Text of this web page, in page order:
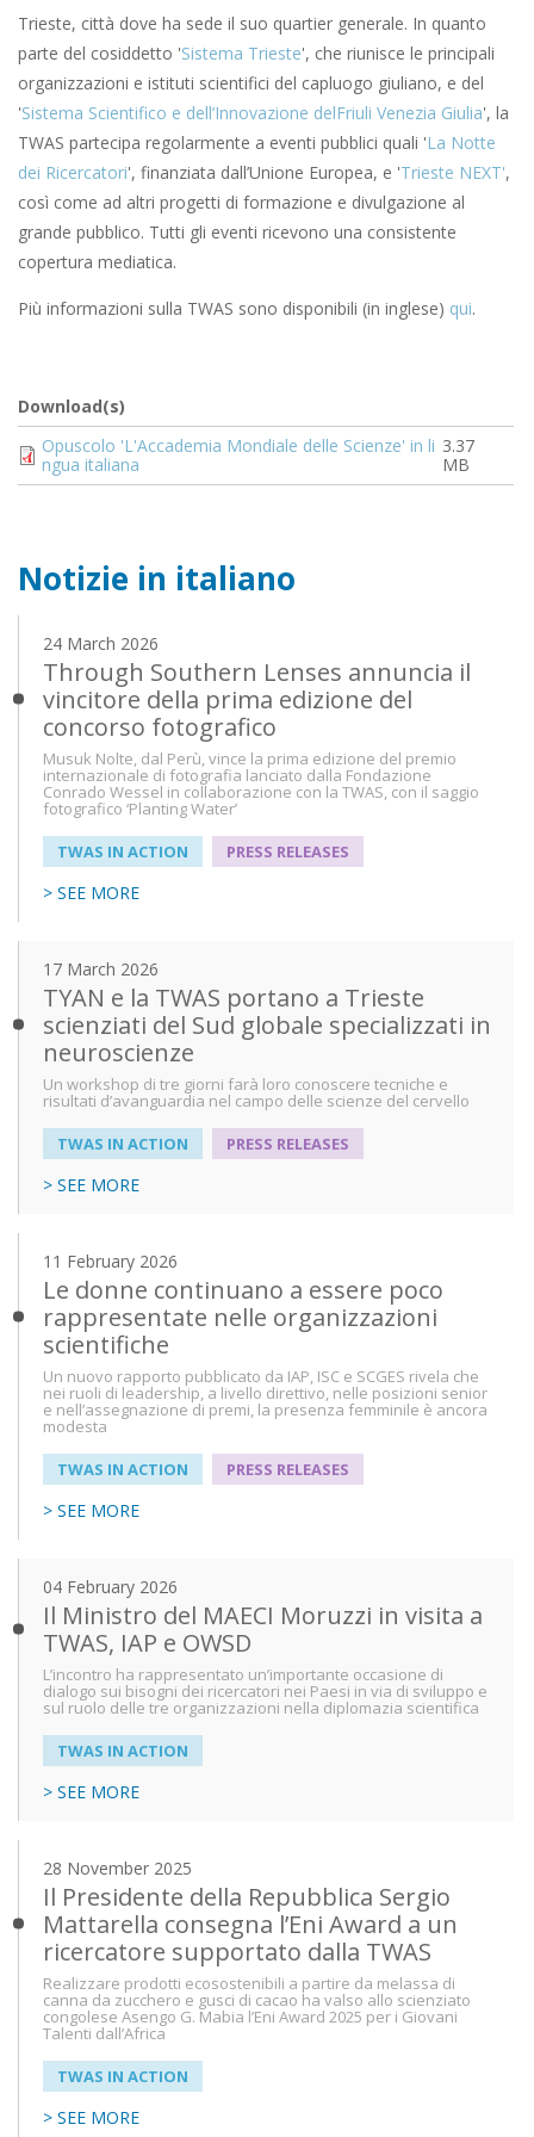
Trieste, città dove ha sede il suo quartier generale. In quanto
parte del cosiddetto 'Sistema Trieste', che riunisce le principali
organizzazioni e istituti scientifici del capluogo giuliano, e del
'Sistema Scientifico e dell’Innovazione delFriuli Venezia Giulia', la
TWAS partecipa regolarmente a eventi pubblici quali 'La Notte
dei Ricercatori', finanziata dall’Unione Europea, e 'Trieste NEXT',
così come ad altri progetti di formazione e divulgazione al
grande pubblico. Tutti gli eventi ricevono una consistente
copertura mediatica.
Più informazioni sulla TWAS sono disponibili (in inglese) qui.
Download(s)
Document
Opuscolo 'L'Accademia Mondiale delle Scienze' in li
ngua italiana
3.37
MB
Notizie in italiano
24 March 2026
Through Southern Lenses annuncia il
vincitore della prima edizione del
concorso fotografico
Musuk Nolte, dal Perù, vince la prima edizione del premio
internazionale di fotografia lanciato dalla Fondazione
Conrado Wessel in collaborazione con la TWAS, con il saggio
fotografico ‘Planting Water’
TWAS IN ACTION
PRESS RELEASES
> SEE MORE
17 March 2026
TYAN e la TWAS portano a Trieste
scienziati del Sud globale specializzati in
neuroscienze
Un workshop di tre giorni farà loro conoscere tecniche e
risultati d’avanguardia nel campo delle scienze del cervello
TWAS IN ACTION
PRESS RELEASES
> SEE MORE
11 February 2026
Le donne continuano a essere poco
rappresentate nelle organizzazioni
scientifiche
Un nuovo rapporto pubblicato da IAP, ISC e SCGES rivela che
nei ruoli di leadership, a livello direttivo, nelle posizioni senior
e nell’assegnazione di premi, la presenza femminile è ancora
modesta
TWAS IN ACTION
PRESS RELEASES
> SEE MORE
04 February 2026
Il Ministro del MAECI Moruzzi in visita a
TWAS, IAP e OWSD
L’incontro ha rappresentato un’importante occasione di
dialogo sui bisogni dei ricercatori nei Paesi in via di sviluppo e
sul ruolo delle tre organizzazioni nella diplomazia scientifica
TWAS IN ACTION
> SEE MORE
28 November 2025
Il Presidente della Repubblica Sergio
Mattarella consegna l’Eni Award a un
ricercatore supportato dalla TWAS
Realizzare prodotti ecosostenibili a partire da melassa di
canna da zucchero e gusci di cacao ha valso allo scienziato
congolese Asengo G. Mabia l’Eni Award 2025 per i Giovani
Talenti dall’Africa
TWAS IN ACTION
> SEE MORE